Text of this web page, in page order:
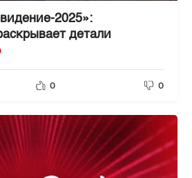
2025»:
детали
0 0